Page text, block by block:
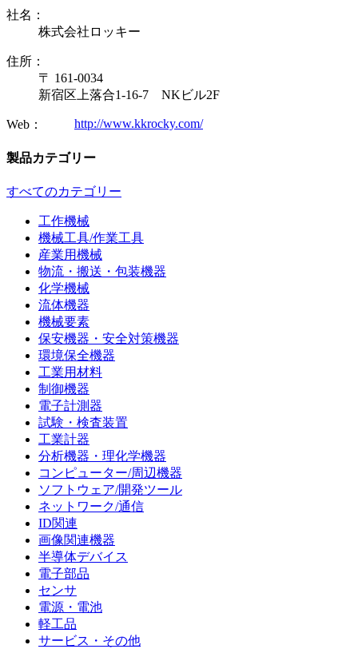
社名：
株式会社ロッキー
住所：
〒 161-0034
新宿区上落合1-16-7 NKビル2F
Web： http://www.kkrocky.com/
製品カテゴリー
すべてのカテゴリー
工作機械
機械工具/作業工具
産業用機械
物流・搬送・包装機器
化学機械
流体機器
機械要素
保安機器・安全対策機器
環境保全機器
工業用材料
制御機器
電子計測器
試験・検査装置
工業計器
分析機器・理化学機器
コンピューター/周辺機器
ソフトウェア/開発ツール
ネットワーク/通信
ID関連
画像関連機器
半導体デバイス
電子部品
センサ
電源・電池
軽工品
サービス・その他